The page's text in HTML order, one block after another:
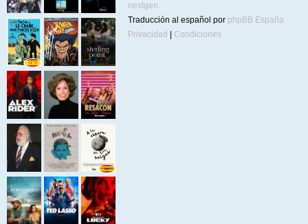
nextgen
Traducción al español por phpBB España
Privacidad
Condiciones